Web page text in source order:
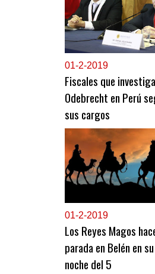
01-2-2019
Fiscales que
Odebrecht en Perú
sus cargos
01-2-2019
Los Reyes Magos
parada en Belén en
noche del 5